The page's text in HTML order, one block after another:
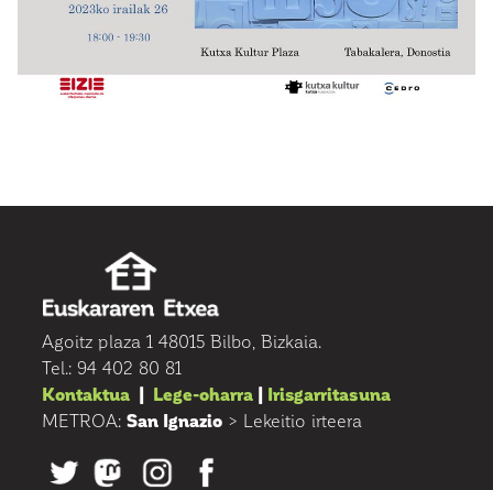
Agoitz plaza 1 48015 Bilbo, Bizkaia.
Tel.: 94 402 80 81
Kontaktua | Lege-oharra | Irisgarritasuna
METROA: San Ignazio > Lekeitio irteera